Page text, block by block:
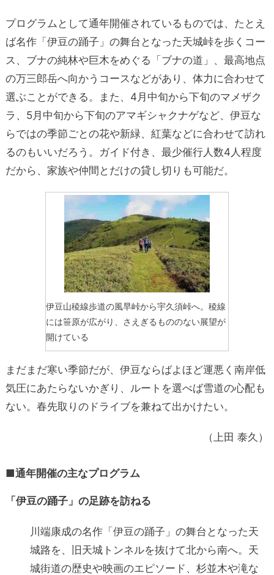
プログラムとして通年開催されているものでは、たとえ
ば名作「伊豆の踊子」の舞台となった天城峠を歩くコー
ス、ブナの純林や巨木をめぐる「ブナの道」、最高地点
の万三郎岳へ向かうコースなどがあり、体力に合わせて
選ぶことができる。また、4月中旬から下旬のマメザク
ラ、5月中旬から下旬のアマギシャクナゲなど、伊豆な
らではの季節ごとの花や新緑、紅葉などに合わせて訪れ
るのもいいだろう。ガイド付き、最少催行人数4人程度
だから、家族や仲間とだけの貸し切りも可能だ。
伊豆山稜線歩道の風早峠から宇久須峠へ。稜線
には笹原が広がり、さえぎるもののない展望が
開けている
まだまだ寒い季節だが、伊豆ならばよほど運悪く南岸低
気圧にあたらないかぎり、ルートを選べば雪道の心配も
ない。春先取りのドライブを兼ねて出かけたい。
（上田 泰久）
■通年開催の主なプログラム
「伊豆の踊子」の足跡を訪ねる
川端康成の名作「伊豆の踊子」の舞台となった天
城路を、旧天城トンネルを抜けて北から南へ。天
城街道の歴史や映画のエピソード、杉並木や滝な